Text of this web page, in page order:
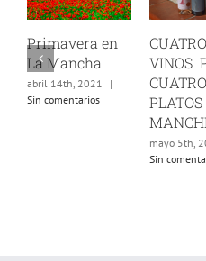
en
14th, 2021 |
CUATRO
VINOS PARA
CUATRO
PLATOS
MANCHEGOS
mayo 5th, 2020
|
Sin comentarios